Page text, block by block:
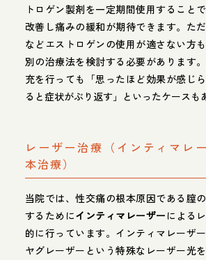
トロゲン製剤を一定期間使用すること
改善し痛みの緩和が期待できます。た
などエストロゲンの使用が適さない方
別の治療法を検討する必要があります
充を行っても「思ったほど効果が感じ
ると症状がぶり返す」といったケースも
レーザー治療（インティマレ
本治療）
当院では、性交痛の根本原因である膣
するためにインティマレーザー による
的に行っています。インティマレーザ
ヤグレーザーという特殊なレーザー光